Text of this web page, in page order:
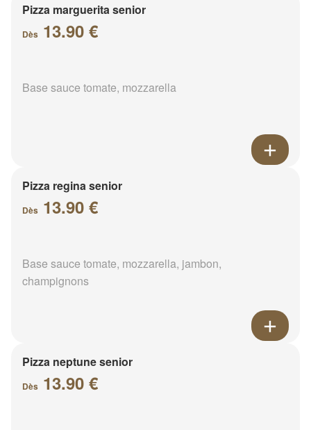
Pizza marguerita senior
Dès 13.90 €
Base sauce tomate, mozzarella
Pizza regina senior
Dès 13.90 €
Base sauce tomate, mozzarella, jambon,
champignons
Pizza neptune senior
Dès 13.90 €